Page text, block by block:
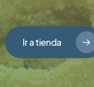
Ir a tienda